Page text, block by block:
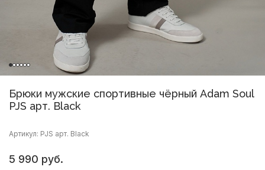
Брюки мужские спортивные чёрный Adam Soul
PJS арт. Black
Артикул: PJS арт. Black
5 990 руб.